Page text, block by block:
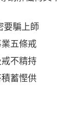
要騙上師
五條戒
不精持
蓄慳供